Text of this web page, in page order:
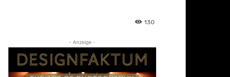
130
- Anzeige -